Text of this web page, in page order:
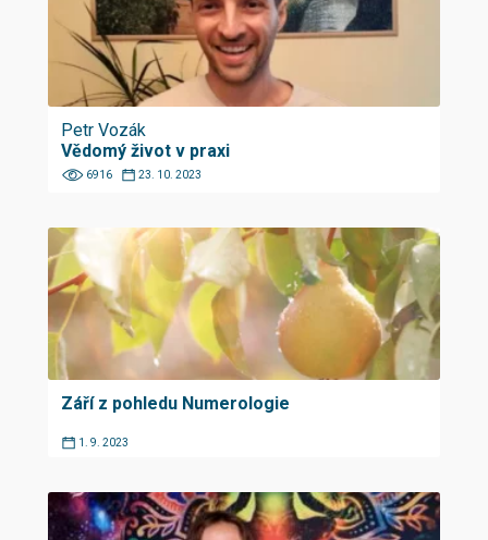
Petr Vozák
Vědomý život v praxi
6916 23. 10. 2023
Září z pohledu Numerologie
1. 9. 2023